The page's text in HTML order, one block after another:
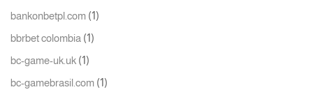
bankonbetpl.com (1)
bbrbet colombia (1)
bc-game-uk.uk (1)
bc-gamebrasil.com (1)